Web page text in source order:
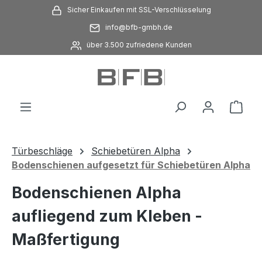
Zum Hauptinhalt springenSicher Einkaufen mit SSL-Verschlüsselung
info@bfb-gmbh.de
über 3.500 zufriedene Kunden
Türbeschläge
Schiebetüren Alpha
Bodenschienen aufgesetzt für Schiebetüren Alpha
Bodenschienen Alpha
aufliegend zum Kleben -
Maßfertigung